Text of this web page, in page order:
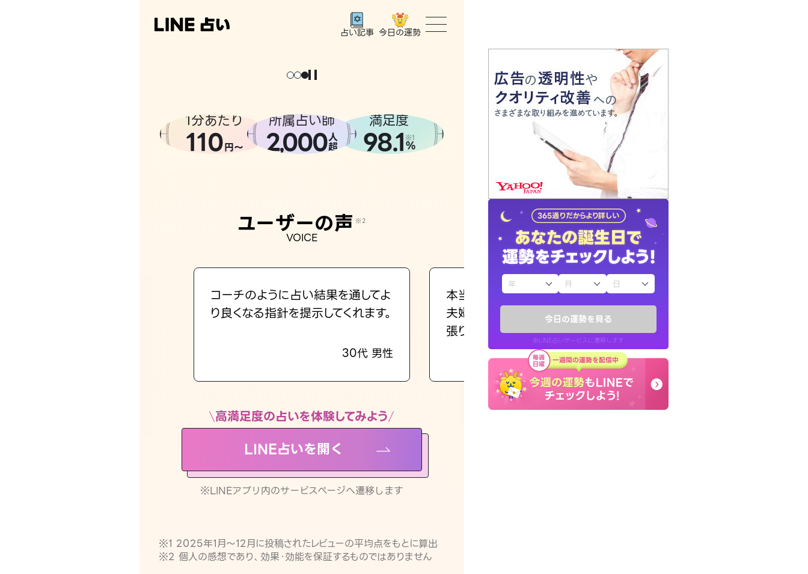
今日の運勢を見る
※LINE占いサービスに遷移します
占い記事 今日の運勢
トップ
ユーザーの声
占いの流れ
おすすめの占い師
よくある質問
えもじの子（占）12星座占い
お知らせ
。
1分あたり
110円〜
所属占い師
2,000人
超
満足度
98.1 ※1
%
ユーザーの声 ※2
VOICE
コーチのように占い結果を通してよ
り良くなる指針を提示してくれます。
30代 男性
本当に相談してよかったです。今は
夫婦で乗り越える時期ですね。頑
張ります！
30代 女性
高満足度の占いを体験してみよう
LINE占いを開く
※LINEアプリ内のサービスページへ遷移します
※1 2025年1月〜12月に投稿されたレビューの平均点をもとに算出
※2 個人の感想であり、効果・効能を保証するものではありません